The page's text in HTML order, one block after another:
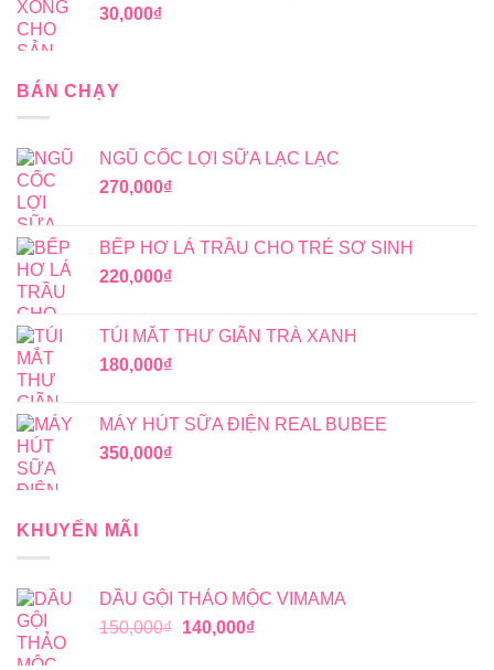
30,000₫
BÁN CHẠY
NGŨ CỐC LỢI SỮA LẠC LẠC
270,000₫
BẾP HƠ LÁ TRẦU CHO TRẺ SƠ SINH
220,000₫
TÚI MẮT THƯ GIÃN TRÀ XANH
180,000₫
MÁY HÚT SỮA ĐIỆN REAL BUBEE
350,000₫
KHUYẾN MÃI
DẦU GỘI THẢO MỘC VIMAMA
150,000₫ Giá
140,000₫Giá